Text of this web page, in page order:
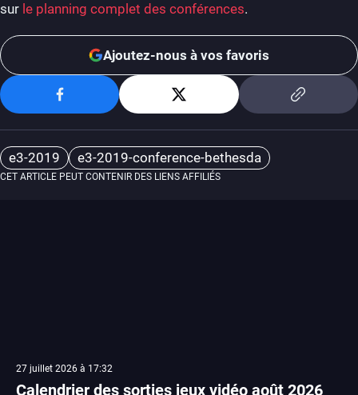
sur le planning complet des conférences.
Ajoutez-nous à vos favoris
e3-2019 e3-2019-conference-bethesda
CET ARTICLE PEUT CONTENIR DES LIENS AFFILIÉS
27 juillet 2026 à 17:32
Calendrier des sorties jeux vidéo août 2026